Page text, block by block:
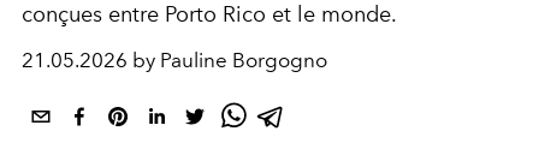
conçues entre Porto Rico et le monde.
21.05.2026 by Pauline Borgogno